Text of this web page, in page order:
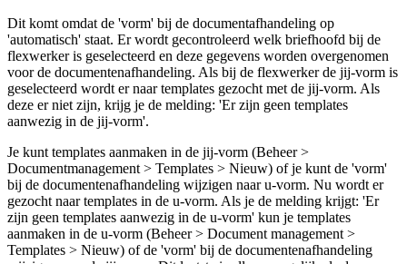
Dit komt omdat de 'vorm' bij de documentafhandeling op
'automatisch' staat. Er wordt gecontroleerd welk briefhoofd bij de
flexwerker is geselecteerd en deze gegevens worden overgenomen
voor de documentenafhandeling. Als bij de flexwerker de jij-vorm is
geselecteerd wordt er naar templates gezocht met de jij-vorm. Als
deze er niet zijn, krijg je de melding: 'Er zijn geen templates
aanwezig in de jij-vorm'.
Je kunt templates aanmaken in de jij-vorm (Beheer >
Documentmanagement > Templates > Nieuw) of je kunt de 'vorm'
bij de documentenafhandeling wijzigen naar u-vorm. Nu wordt er
gezocht naar templates in de u-vorm. Als je de melding krijgt: 'Er
zijn geen templates aanwezig in de u-vorm' kun je templates
aanmaken in de u-vorm (Beheer > Document management >
Templates > Nieuw) of de 'vorm' bij de documentenafhandeling